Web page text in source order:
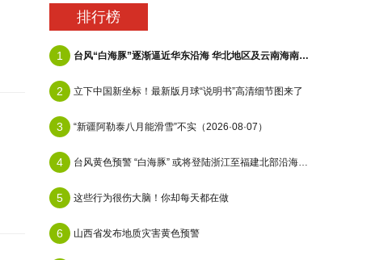
排行榜
1 台风“白海豚”逐渐逼近华东沿海 华北地区及云南海南等地有降雨
2 立下中国新坐标！最新版月球“说明书”高清细节图来了
3 “新疆阿勒泰八月能滑雪”不实（2026·08·07）
4 台风黄色预警 “白海豚” 或将登陆浙江至福建北部沿海地区
5 这些行为很伤大脑！你却每天都在做
6 山西省发布地质灾害黄色预警